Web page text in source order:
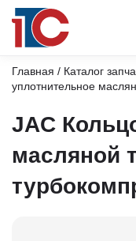
Главная / Каталог
уплотнительное
JAC
масляной